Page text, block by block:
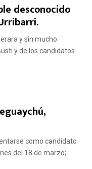
desconocido
y sin mucho
y de los candidatos
como candidato
del 18 de marzo;